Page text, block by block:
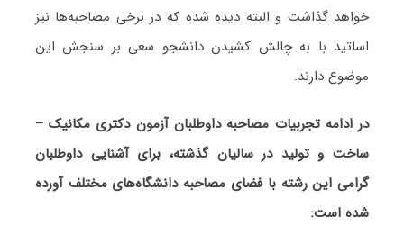
خواهد گذاشت و البته دیده شده که در برخی مصاحبه‌ها نیز
اساتید با به چالش کشیدن دانشجو سعی بر سنجش این
موضوع دارند.
در ادامه تجربیات مصاحبه داوطلبان آزمون دکتری مکانیک –
ساخت و تولید در سالیان گذشته، برای آشنایی داوطلبان
گرامی این رشته با فضای مصاحبه دانشگاه‌های مختلف آورده
شده است: